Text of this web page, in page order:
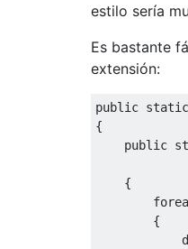
estilo sería
Es bastante
extensión:
public static
{
public
{
{